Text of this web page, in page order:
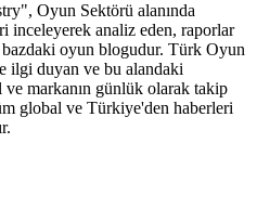
Oyun Sektörü alanında
inceleyerek analiz eden, raporlar
oyun blogudur. Türk Oyun
ilgi duyan ve bu alandaki
ve markanın günlük olarak takip
global ve Türkiye'den haberleri